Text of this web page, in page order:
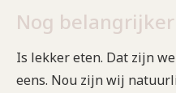
Nog
Is lekker eten. Dat zijn
eens. Nou zijn wij